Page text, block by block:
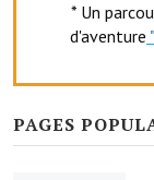
Le club de
Le foyer de la
* Un
d'aventure
PAGES